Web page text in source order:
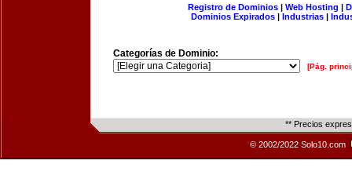
Registro de Dominios| Web Hosting |
Dominios Expirados | Industrias |
Categorías de Dominio:
[Pág.
** Precios
© 2002/2022 Solo10.com